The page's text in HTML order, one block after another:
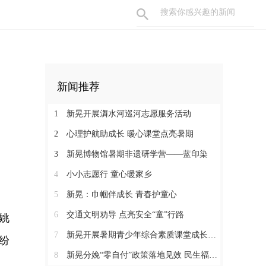
新闻推荐
1 新晃开展㵲水河巡河志愿服务活动
2 心理护航助成长 暖心课堂点亮暑期
3 新晃博物馆暑期非遗研学营——蓝印染
4 小小志愿行 童心暖家乡
5 新晃：巾帼伴成长 青春护童心
6 交通文明劝导 点亮安全“童”行路
7 新晃开展暑期青少年综合素质课堂成长营活动
8 新晃分娩“零自付”政策落地见效 民生福祉惠及育龄群众